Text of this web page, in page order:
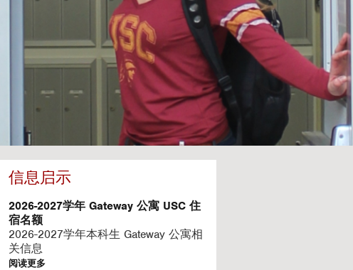
信息启示
2026-2027学年 Gateway 公寓 USC 住
宿名额
2026-2027学年本科生 Gateway 公寓相
关信息
阅读更多